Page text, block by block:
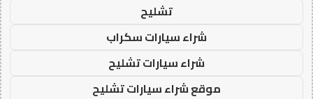
تشليح
شراء سيارات سكراب
شراء سيارات تشليح
موقع شراء سيارات تشليح